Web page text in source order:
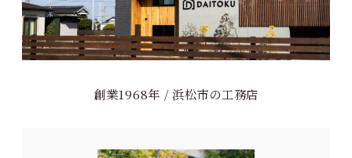
創業1968年 / 浜松市の工務店